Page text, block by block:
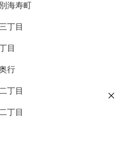
海寿町
丁目
目
行
丁目
丁目